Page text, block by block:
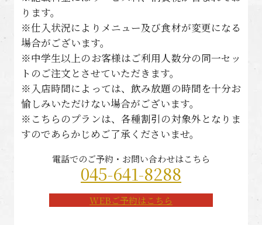
ります。
※仕入状況によりメニュー及び食材が変更になる
場合がございます。
※中学生以上のお客様はご利用人数分の同一セッ
トのご注文とさせていただきます。
※入店時間によっては、飲み放題の時間を十分お
愉しみいただけない場合がございます。
※こちらのプランは、各種割引の対象外となりま
すのであらかじめご了承くださいませ。
電話でのご予約・お問い合わせはこちら
045-641-8288
WEBご予約はこちら